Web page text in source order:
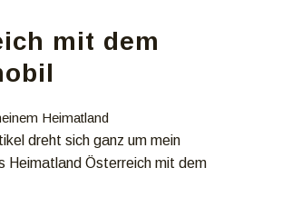
mit dem
Heimatland
dreht sich ganz um mein
Heimatland Österreich mit dem